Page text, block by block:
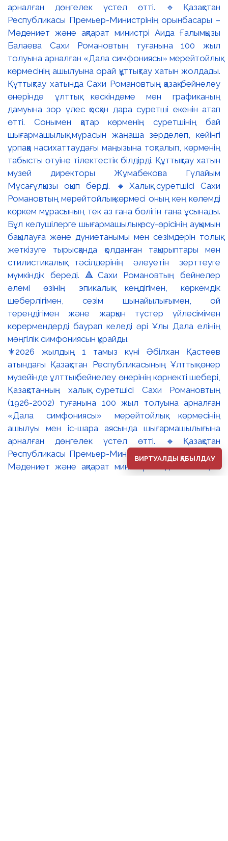
⚜️2026 жылдың 1 тамыз күні Әбілхан Қастеев
атындағы Қазақстан Республикасының Ұлттық өнер
музейінде ұлттық бейнелеу өнерінің көрнекті шебері,
Қазақстанның халық суретшісі Сахи Романовтың
(1926-2002) туғанына 100 жыл толуына арналған
«Дала симфониясы» мерейтойлық көрмесінің
ашылуы мен іс-шара аясында шығармашылығына
арналған дөңгелек үстел өтті. 🔹Қазақстан
Республикасы Премьер-Министрінің орынбасары –
Мәдениет және ақпарат министрі Аида Ғалымқызы
ВИРТУАЛДЫ ҚАБЫЛДАУ